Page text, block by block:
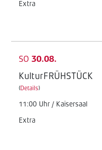
Extra
SO 30.08.
KulturFRÜHSTÜCK
(Details)
11:00 Uhr / Kaisersaal
Extra